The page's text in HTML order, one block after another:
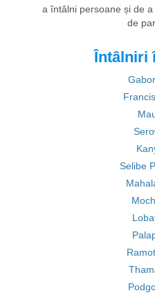
a întâlni persoane și de
de
Întâlniri
Selibe